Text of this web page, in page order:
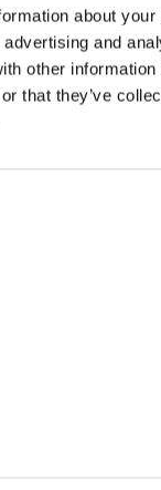
about
and
other information
that they’ve
Sud America
Toronto